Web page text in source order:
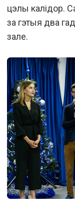
цэлы калідор.
за гэтыя два
зале.